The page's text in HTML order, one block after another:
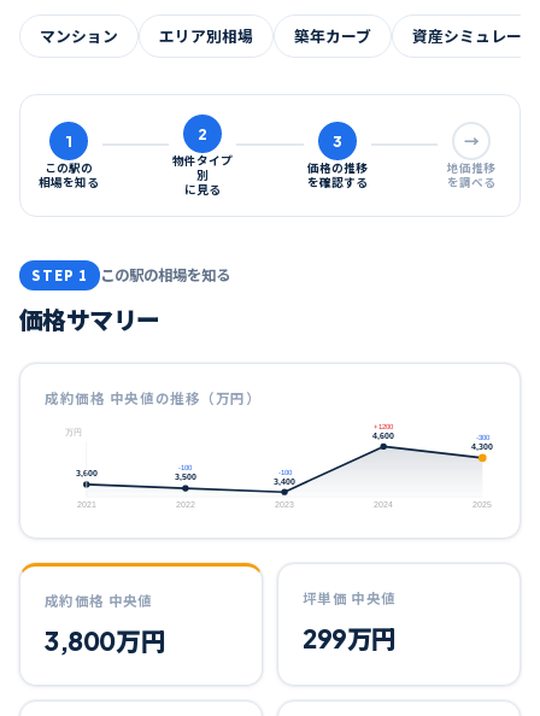
マンション エリア別相場 築年カーブ 資産シミュレー
1
この駅の
相場を知る
2
物件タイプ
別
に見る
3
価格の推移
を確認する
→
地価推移
を調べる
STEP 1 この駅の相場を知る
価格サマリー
成約価格 中央値の推移（万円）
万円
3,600
2021
3,500
-100
2022
3,400
-100
2023
4,600
+1200
2024
4,300
-300
2025
成約価格 中央値
3,800万円
坪単価 中央値
299万円